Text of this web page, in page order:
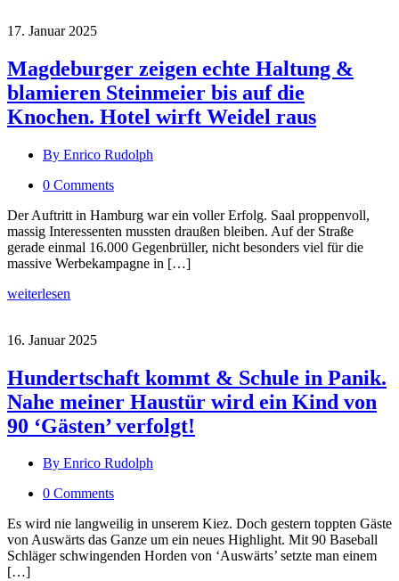
17. Januar 2025
Magdeburger zeigen echte Haltung &
blamieren Steinmeier bis auf die
Knochen. Hotel wirft Weidel raus
By Enrico Rudolph
0 Comments
Der Auftritt in Hamburg war ein voller Erfolg. Saal proppenvoll,
massig Interessenten mussten draußen bleiben. Auf der Straße
gerade einmal 16.000 Gegenbrüller, nicht besonders viel für die
massive Werbekampagne in […]
weiterlesen
16. Januar 2025
Hundertschaft kommt & Schule in Panik.
Nahe meiner Haustür wird ein Kind von
90 ‘Gästen’ verfolgt!
By Enrico Rudolph
0 Comments
Es wird nie langweilig in unserem Kiez. Doch gestern toppten Gäste
von Auswärts das Ganze um ein neues Highlight. Mit 90 Baseball
Schläger schwingenden Horden von ‘Auswärts’ setzte man einem
[…]